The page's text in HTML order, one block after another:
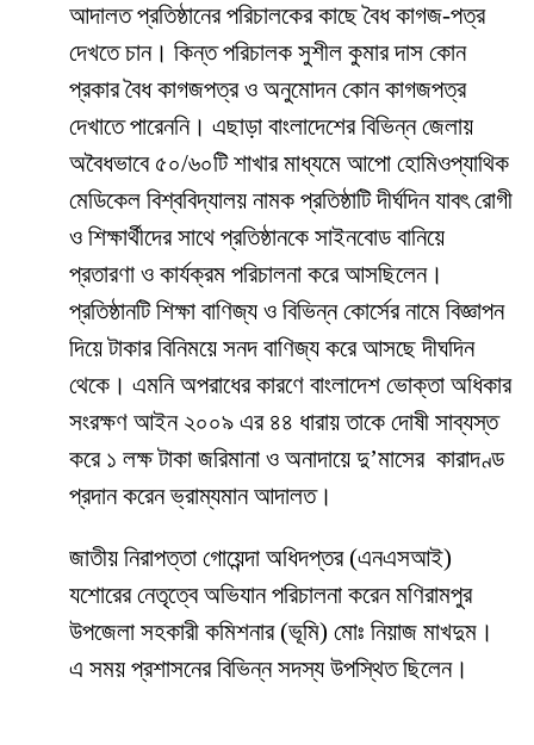
আদালত প্রতিষ্ঠানের পরিচালকের কাছে বৈধ কাগজ-পত্র
দেখতে চান। কিন্ত পরিচালক সুশীল কুমার দাস কোন
প্রকার বৈধ কাগজপত্র ও অনুমোদন কোন কাগজপত্র
দেখাতে পারেননি। এছাড়া বাংলাদেশের বিভিন্ন জেলায়
অবৈধভাবে ৫০/৬০টি শাখার মাধ্যমে আপো হোমিওপ্যাথিক
মেডিকেল বিশ্ববিদ্যালয় নামক প্রতিষ্ঠাটি দীর্ঘদিন যাবৎ রোগী
ও শিক্ষার্থীদের সাথে প্রতিষ্ঠানকে সাইনবোড বানিয়ে
প্রতারণা ও কার্যক্রম পরিচালনা করে আসছিলেন।
প্রতিষ্ঠানটি শিক্ষা বাণিজ্য ও বিভিন্ন কোর্সের নামে বিজ্ঞাপন
দিয়ে টাকার বিনিময়ে সনদ বাণিজ্য করে আসছে দীঘদিন
থেকে। এমনি অপরাধের কারণে বাংলাদেশ ভোক্তা অধিকার
সংরক্ষণ আইন ২০০৯ এর ৪৪ ধারায় তাকে দোষী সাব্যস্ত
করে ১ লক্ষ টাকা জরিমানা ও অনাদায়ে দু’মাসের কারাদণ্ড
প্রদান করেন ভ্রাম্যমান আদালত।
জাতীয় নিরাপত্তা গোয়েন্দা অধিদপ্তর (এনএসআই)
যশোরের নেতৃত্বে অভিযান পরিচালনা করেন মণিরামপুর
উপজেলা সহকারী কমিশনার(ভূমি) মোঃ নিয়াজ মাখদুম।
এ সময় প্রশাসনের বিভিন্ন সদস্য উপস্থিত ছিলেন।